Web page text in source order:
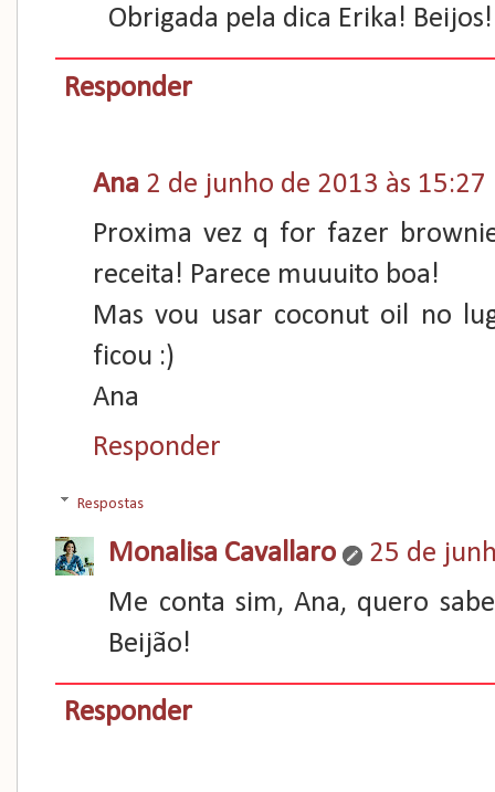
Obrigada pela dica Erika!
Responder
Ana 2 de junho de 2013 às 15:27
Proxima vez q for fazer
receita! Parece muuuito boa!
Mas vou usar coconut oil no
ficou :)
Ana
Responder
Respostas
Monalisa Cavallaro
25 de
Me conta sim, Ana, quero
Beijão!
Responder